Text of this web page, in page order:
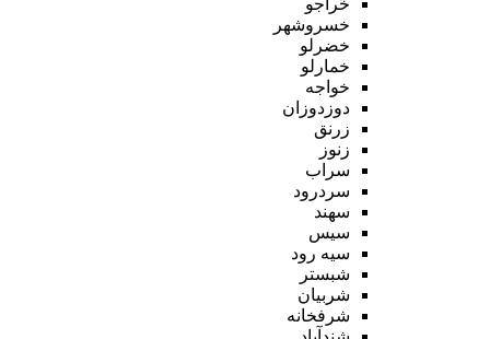
خسروشهر
خضرلو
خمارلو
خواجه
دوزدوزان
زرنق
زنوز
سراب
سردرود
سهند
سیس
سیه رود
شبستر
شربیان
شرفخانه